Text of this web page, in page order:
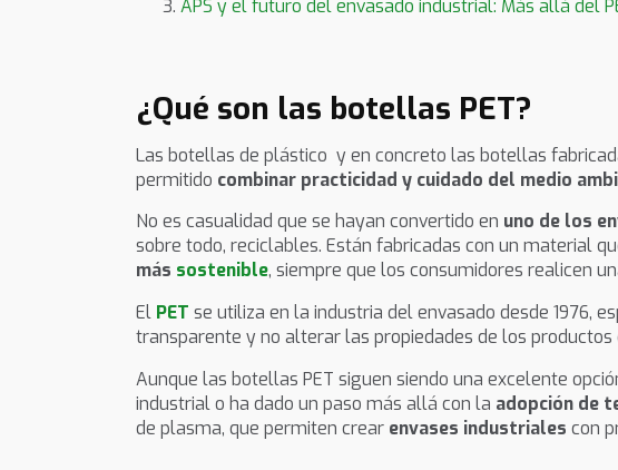
APS y el futuro del envasado industrial: Más allá del
¿Qué son las botellas PET?
Las botellas de plástico y en concreto las botellas
permitido combinar practicidad y cuidado del medio
No es casualidad que se hayan convertido en uno de los
sobre todo, reciclables. Están fabricadas con un material
más sostenible, siempre que los consumidores realicen
El PET se utiliza en la industria del envasado desde 1976,
transparente y no alterar las propiedades de los productos
Aunque las botellas PET siguen siendo una excelente
industrial o ha dado un paso más allá con la adopción de
de plasma, que permiten crear envases industriales con